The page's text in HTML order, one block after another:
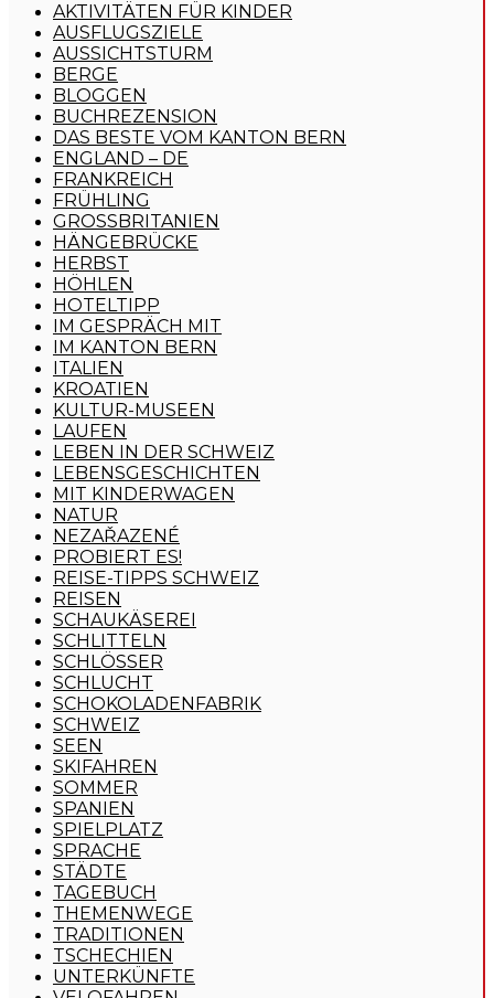
AKTIVITÄTEN FÜR KINDER
AUSFLUGSZIELE
AUSSICHTSTURM
BERGE
BLOGGEN
BUCHREZENSION
DAS BESTE VOM KANTON BERN
ENGLAND – DE
FRANKREICH
FRÜHLING
GROSSBRITANIEN
HÄNGEBRÜCKE
HERBST
HÖHLEN
HOTELTIPP
IM GESPRÄCH MIT
IM KANTON BERN
ITALIEN
KROATIEN
KULTUR-MUSEEN
LAUFEN
LEBEN IN DER SCHWEIZ
LEBENSGESCHICHTEN
MIT KINDERWAGEN
NATUR
NEZAŘAZENÉ
PROBIERT ES!
REISE-TIPPS SCHWEIZ
REISEN
SCHAUKÄSEREI
SCHLITTELN
SCHLÖSSER
SCHLUCHT
SCHOKOLADENFABRIK
SCHWEIZ
SEEN
SKIFAHREN
SOMMER
SPANIEN
SPIELPLATZ
SPRACHE
STÄDTE
TAGEBUCH
THEMENWEGE
TRADITIONEN
TSCHECHIEN
UNTERKÜNFTE